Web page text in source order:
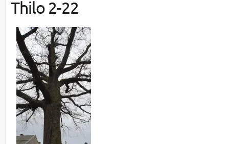
Thilo 2-22